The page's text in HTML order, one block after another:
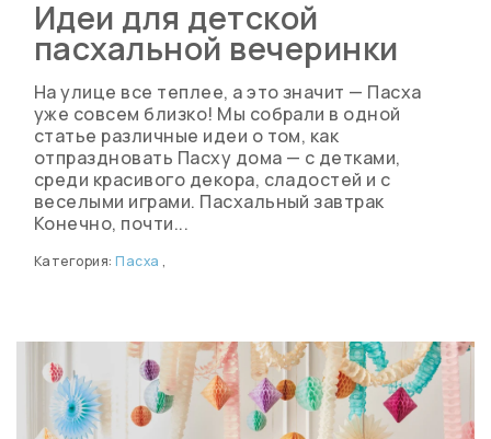
Идеи для детской
пасхальной вечеринки
На улице все теплее, а это значит — Пасха
уже совсем близко! Мы собрали в одной
статье различные идеи о том, как
отпраздновать Пасху дома — с детками,
среди красивого декора, сладостей и с
веселыми играми. Пасхальный завтрак
Конечно, почти...
Категория:Пасха,